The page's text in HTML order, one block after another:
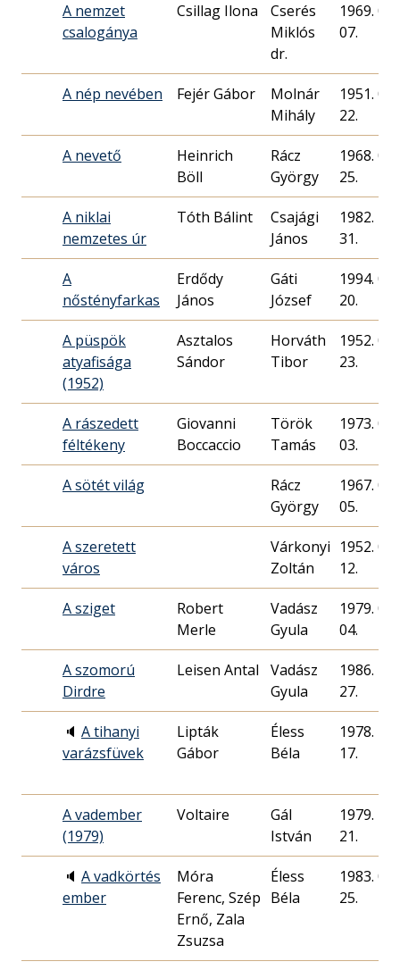
A nemzet
csalogánya
Csillag Ilona
Cserés
Miklós
dr.
1969. 06.
07.
A nép nevében Fejér Gábor
Molnár
Mihály
1951. 04.
22.
A nevető
Heinrich
Böll
Rácz
György
1968. 08.
25.
A niklai
nemzetes úr
Tóth Bálint
Csajági
János
1982. 10.
31.
A
nőstényfarkas
Erdődy
János
Gáti
József
1994. 05.
20.
A püspök
atyafisága
(1952)
Asztalos
Sándor
Horváth
1952. 06.
23.
A rászedett
féltékeny
Giovanni
Boccaccio
Török
Tamás
1973. 03.
03.
A sötét világ
Rácz
György
1967. 02.
05.
A szeretett
város
Várkonyi
Zoltán
1952. 02.
12.
A sziget
Robert
Merle
Vadász
Gyula
1979. 06.
04.
A szomorú
Dirdre
Leisen Antal
Vadász
Gyula
1986. 12.
27.
🔈 A tihanyi
varázsfüvek
Lipták
Gábor
Éless
Béla
1978. 12.
17.
A vadember
(1979)
Voltaire
Gál
István
1979. 10.
21.
🔈 A vadkörtés
ember
Móra
Ferenc, Szép
Ernő, Zala
Zsuzsa
Éless
Béla
1983. 08.
25.